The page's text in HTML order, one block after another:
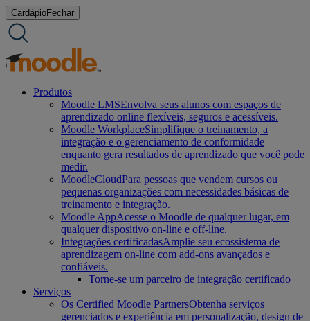
Ir
para
o
CardápioFechar
Produtos
Moodle LMSEnvolva seus alunos com espaços de
aprendizado online flexíveis, seguros e acessíveis.
Moodle WorkplaceSimplifique o treinamento, a
integração e o gerenciamento de conformidade
enquanto gera resultados de aprendizado que você pode
medir.
MoodleCloudPara pessoas que vendem cursos ou
pequenas organizações com necessidades básicas de
treinamento e integração.
Moodle AppAcesse o Moodle de qualquer lugar, em
qualquer dispositivo on-line e off-line.
Integrações certificadasAmplie seu ecossistema de
aprendizagem on-line com add-ons avançados e
confiáveis.
Torne-se um parceiro de integração certificado
Serviços
Os Certified Moodle PartnersObtenha serviços
gerenciados e experiência em personalização, design de